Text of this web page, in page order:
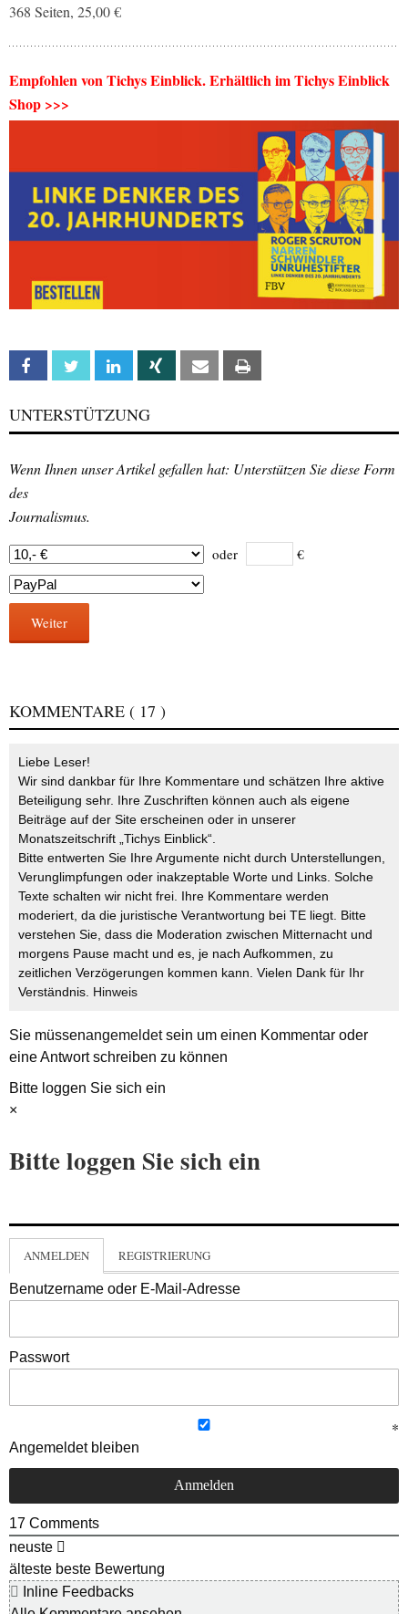
368 Seiten, 25,00 €
Empfohlen von Tichys Einblick. Erhältlich im Tichys Einblick
Shop >>>
Facebook Twitter Linkedin Xing Email
UNTERSTÜTZUNG
Wenn Ihnen unser Artikel gefallen hat: Unterstützen Sie diese Form
des
Journalismus.
oder €
Weiter
KOMMENTARE ( 17 )
Liebe Leser!
Wir sind dankbar für Ihre Kommentare und schätzen Ihre aktive
Beteiligung sehr. Ihre Zuschriften können auch als eigene
Beiträge auf der Site erscheinen oder in unserer
Monatszeitschrift „Tichys Einblick“.
Bitte entwerten Sie Ihre Argumente nicht durch Unterstellungen,
Verunglimpfungen oder inakzeptable Worte und Links. Solche
Texte schalten wir nicht frei. Ihre Kommentare werden
moderiert, da die juristische Verantwortung bei TE liegt. Bitte
verstehen Sie, dass die Moderation zwischen Mitternacht und
morgens Pause macht und es, je nach Aufkommen, zu
zeitlichen Verzögerungen kommen kann. Vielen Dank für Ihr
Verständnis. Hinweis
Sie müssenangemeldetsein um einen Kommentar oder
eine Antwort schreiben zu können
Bitte loggen Sie sich ein
×
Bitte loggen Sie sich ein
ANMELDEN REGISTRIERUNG
Benutzername oder E-Mail-Adresse
Passwort
Angemeldet bleiben
17 Comments
neuste
älteste beste Bewertung
Inline Feedbacks